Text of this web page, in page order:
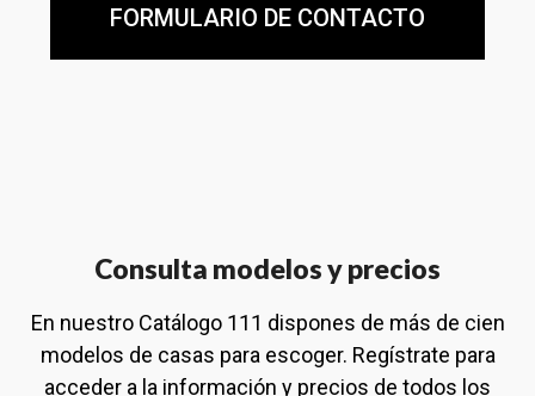
FORMULARIO DE CONTACTO
Consulta modelos y precios
En nuestro Catálogo 111 dispones de más de cien
modelos de casas para escoger. Regístrate para
acceder a la información y precios de todos los